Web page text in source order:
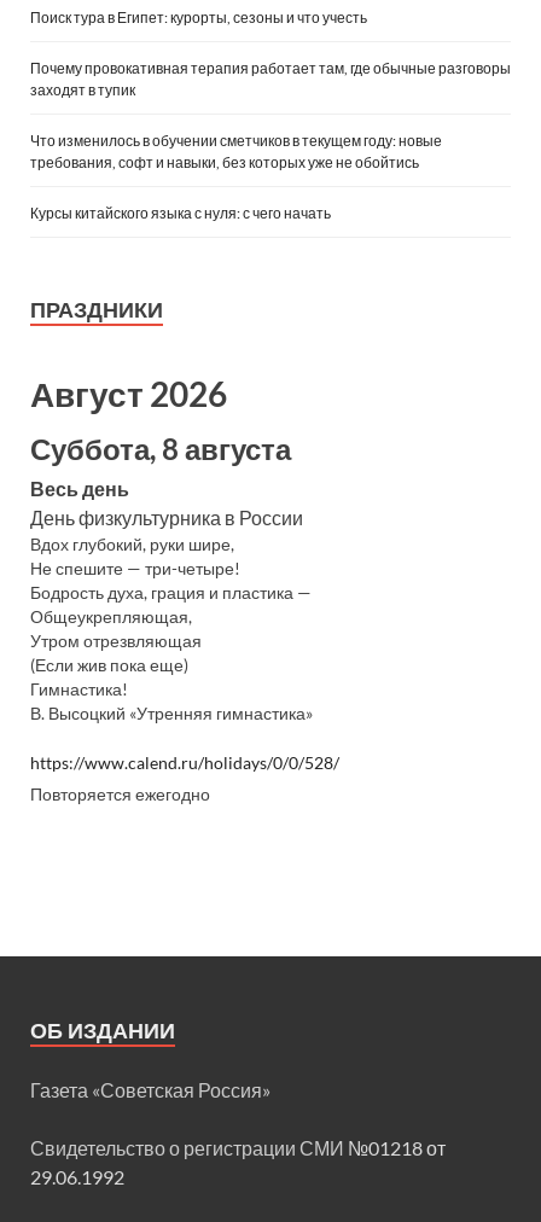
Поиск тура в Египет: курорты, сезоны и что учесть
Почему провокативная терапия работает там, где обычные разговоры
заходят в тупик
Что изменилось в обучении сметчиков в текущем году: новые
требования, софт и навыки, без которых уже не обойтись
Курсы китайского языка с нуля: с чего начать
ПРАЗДНИКИ
Август 2026
Суббота, 8 августа
Весь день
День физкультурника в России
Вдох глубокий, руки шире,
Не спешите — три-четыре!
Бодрость духа, грация и пластика —
Общеукрепляющая,
Утром отрезвляющая
(Если жив пока еще)
Гимнастика!
В. Высоцкий «Утренняя гимнастика»
https://www.calend.ru/holidays/0/0/528/
Повторяется ежегодно
ОБ ИЗДАНИИ
Газета «Советская Россия»
Свидетельство о регистрации СМИ №01218 от
29.06.1992